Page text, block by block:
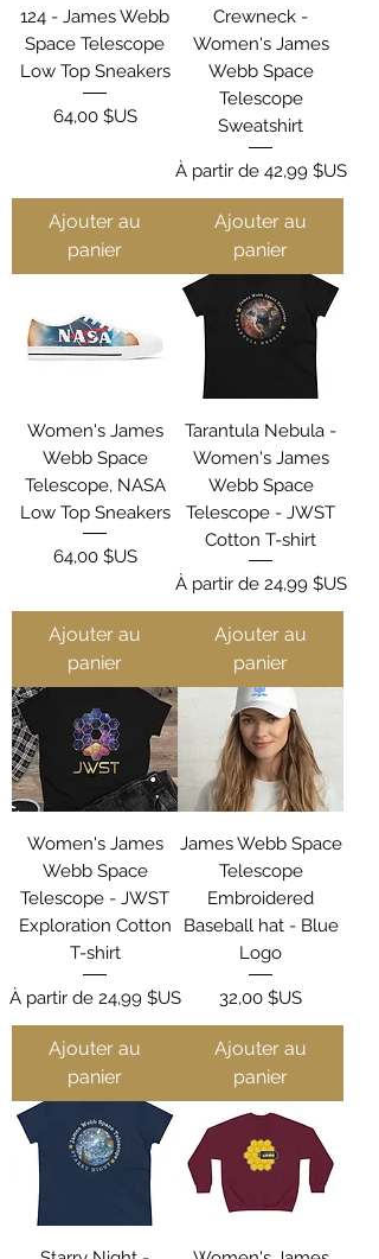
124 - James Webb
Space Telescope
Low Top Sneakers
Prix
64,00 $US
Ajouter au
panier
Crewneck -
Women's James
Webb Space
Telescope
Sweatshirt
À partir de 42,99 $US
Prix promotionnel
Ajouter au
panier
Women's James
Webb Space
Telescope, NASA
Low Top Sneakers
Prix
64,00 $US
Ajouter au
panier
Tarantula Nebula -
Women's James
Webb Space
Telescope - JWST
Cotton T-shirt
À partir de 24,99 $US
Prix promotionnel
Ajouter au
panier
Women's James
Webb Space
Telescope - JWST
Exploration Cotton
T-shirt
À partir de 24,99 $US
Prix promotionnel
Ajouter au
panier
James Webb Space
Telescope
Embroidered
Baseball hat - Blue
Logo
Prix
32,00 $US
Ajouter au
panier